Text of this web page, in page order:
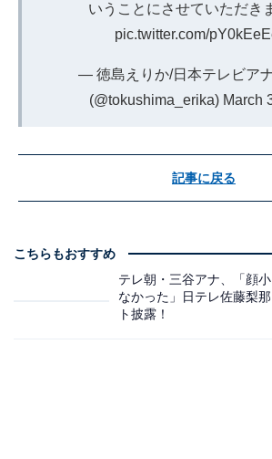
いうことにさせていただき
pic.twitter.com/
— 徳島えりか/日本テレビア
(@tokushima_erika) March
記事に戻る
こちらもおすすめ
テレ朝・三谷アナ、「顔
なかった」日テレ佐藤梨
ト披露！